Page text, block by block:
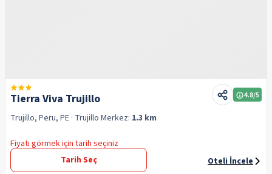
Tierra Viva Trujillo 4.8/5
Trujillo, Peru, PE · Trujillo Merkez: 1.3 km
Fiyatı görmek için tarih seçiniz
Tarih Seç
Oteli İncele